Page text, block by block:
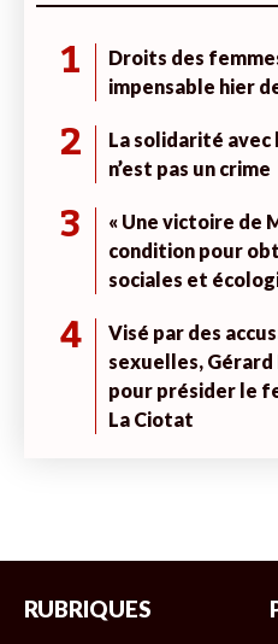
1
Droits des
impensable hier
2
La solidarité
n’est pas un crime
3
« Une victoire de
condition pour
sociales et
4
Visé par des
sexuelles, Gérard
pour présider le
La Ciotat
RUBRIQUES